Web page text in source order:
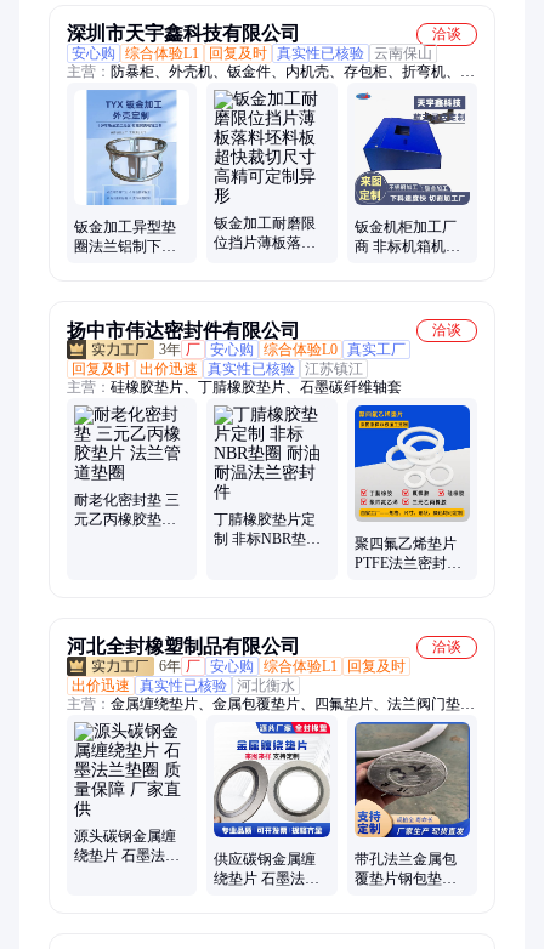
深圳市天宇鑫科技有限公司
洽谈
安心购
综合体验L1 回复及时 真实性已核验 云南保山
主营： 防暴柜、外壳机、钣金件、内机壳、存包柜、折弯机、异
形件、无缝焊、加工金、五金件、箱机柜、钣金加、铆焊件、四
折柜、电视墙、不锈钢板、定制钣金、仪器外壳、焊接漏斗、不
锈钢机、加工料槽、五金焊接、机箱定制、各类机箱、机箱壳体
钣金加工异型垫
圈法兰铝制下料
钣金加工耐磨限
位挡片薄板落料
钣金机柜加工厂
商 非标机箱机柜
扬中市伟达密封件有限公司
洽谈
3年 厂 安心购 综合体验L0 真实工厂
回复及时 出价迅速 真实性已核验 江苏镇江
主营： 硅橡胶垫片、丁腈橡胶垫片、石墨碳纤维轴套
耐老化密封垫 三
元乙丙橡胶垫片
丁腈橡胶垫片定
制 非标NBR垫圈
聚四氟乙烯垫片
PTFE法兰密封垫
河北全封橡塑制品有限公司
洽谈
6年 厂 安心购 综合体验L1
回复及时
出价迅速
真实性已核验 河北衡水
主营： 金属缠绕垫片、金属包覆垫片、四氟垫片、法兰阀门垫
片、石墨垫片、石棉垫片、无石棉垫片、陶瓷纤维垫片、不锈钢
丝密封刷
源头碳钢金属缠
绕垫片 石墨法兰
供应碳钢金属缠
绕垫片 石墨法兰
带孔法兰金属包
覆垫片钢包垫圈